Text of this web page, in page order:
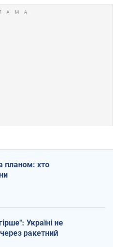
планом: хто
Україні не
ракетний